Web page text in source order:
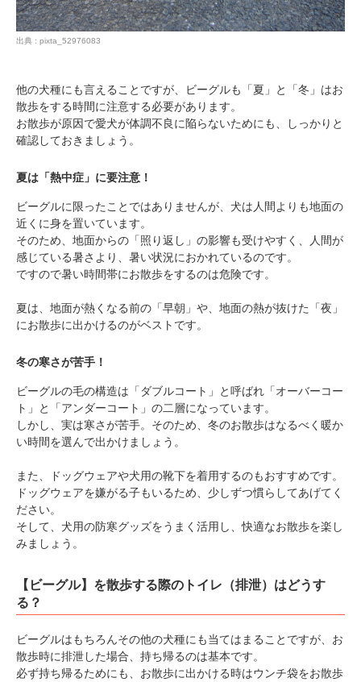
出典 : pixta_52976083
他の犬種にも言えることですが、ビーグルも「夏」と「冬」はお
散歩をする時間に注意する必要があります。
お散歩が原因で愛犬が体調不良に陥らないためにも、しっかりと
確認しておきましょう。
夏は「熱中症」に要注意！
ビーグルに限ったことではありませんが、犬は人間よりも地面の
近くに身を置いています。
そのため、地面からの「照り返し」の影響も受けやすく、人間が
感じている暑さより、暑い状況におかれているのです。
ですので暑い時間帯にお散歩をするのは危険です。
夏は、地面が熱くなる前の「早朝」や、地面の熱が抜けた「夜」
にお散歩に出かけるのがベストです。
冬の寒さが苦手！
ビーグルの毛の構造は「ダブルコート」と呼ばれ「オーバーコー
ト」と「アンダーコート」の二層になっています。
しかし、実は寒さが苦手。そのため、冬のお散歩はなるべく暖か
い時間を選んで出かけましょう。
また、ドッグウェアや犬用の靴下を着用するのもおすすめです。
ドッグウェアを嫌がる子もいるため、少しずつ慣らしてあげてく
ださい。
そして、犬用の防寒グッズをうまく活用し、快適なお散歩を楽し
みましょう。
【ビーグル】を散歩する際のトイレ（排泄）はどうす
る？
ビーグルはもちろんその他の犬種にも当てはまることですが、お
散歩時に排泄した場合、持ち帰るのは基本です。
必ず持ち帰るためにも、お散歩に出かける時はウンチ袋をお散歩
閉じる
pecodogs
いぬ部をフォロー
pecocats
ねこ部をフォロー
PECOアプリをダウンロード済みの方